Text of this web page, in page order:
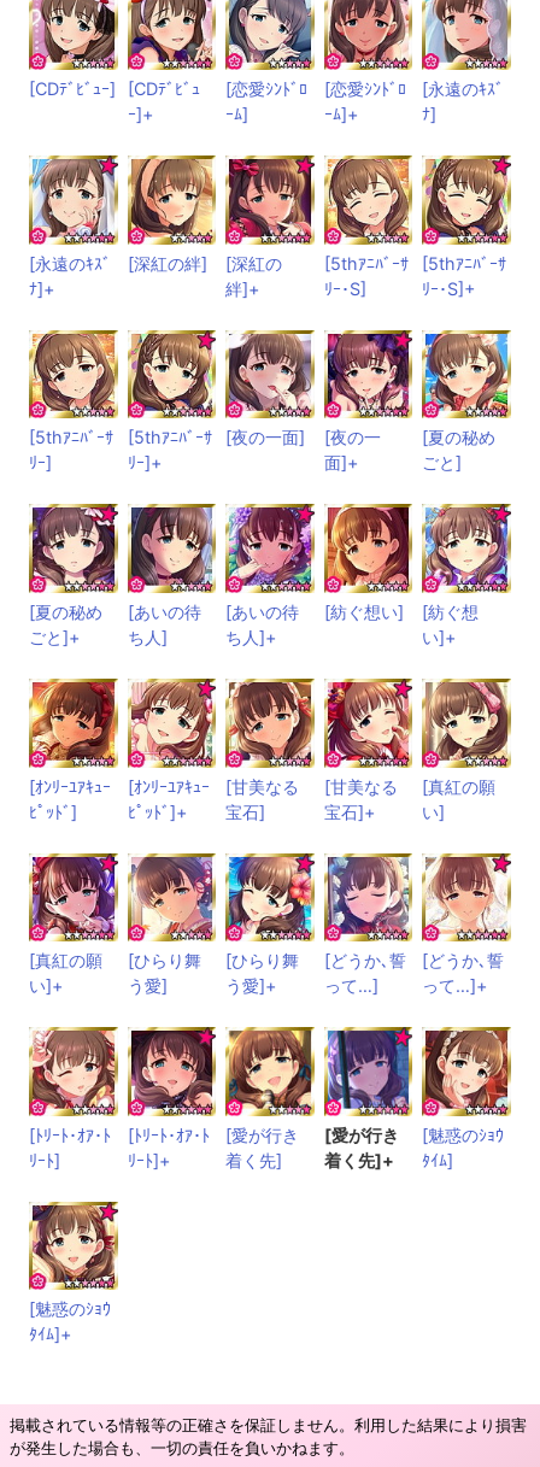
[CDﾃﾞﾋﾞｭｰ]
[CDﾃﾞﾋﾞｭ
ｰ]+
[恋愛ｼﾝﾄﾞﾛ
ｰﾑ]
[恋愛ｼﾝﾄﾞﾛ
ｰﾑ]+
[永遠のｷｽﾞ
ﾅ]
[永遠のｷｽﾞ
ﾅ]+
[深紅の絆]
[深紅の
絆]+
[5thｱﾆﾊﾞｰｻ
ﾘｰ･S]
[5thｱﾆﾊﾞｰｻ
ﾘｰ･S]+
[5thｱﾆﾊﾞｰｻ
ﾘｰ]
[5thｱﾆﾊﾞｰｻ
ﾘｰ]+
[夜の一面]
[夜の一
面]+
[夏の秘め
ごと]
[夏の秘め
ごと]+
[あいの待
ち人]
[あいの待
ち人]+
[紡ぐ想い]
[紡ぐ想
い]+
[ｵﾝﾘｰﾕｱｷｭｰ
ﾋﾟｯﾄﾞ]
[ｵﾝﾘｰﾕｱｷｭｰ
ﾋﾟｯﾄﾞ]+
[甘美なる
宝石]
[甘美なる
宝石]+
[真紅の願
い]
[真紅の願
い]+
[ひらり舞
う愛]
[ひらり舞
う愛]+
[どうか､誓
って…]
[どうか､誓
って…]+
[ﾄﾘｰﾄ･ｵｱ･ﾄ
ﾘｰﾄ]
[ﾄﾘｰﾄ･ｵｱ･ﾄ
ﾘｰﾄ]+
[愛が行き
着く先]
[愛が行き
着く先]+
[魅惑のｼｮｳ
ﾀｲﾑ]
[魅惑のｼｮｳ
ﾀｲﾑ]+
掲載されている情報等の正確さを保証しません。利用した結果により損害
が発生した場合も、一切の責任を負いかねます。